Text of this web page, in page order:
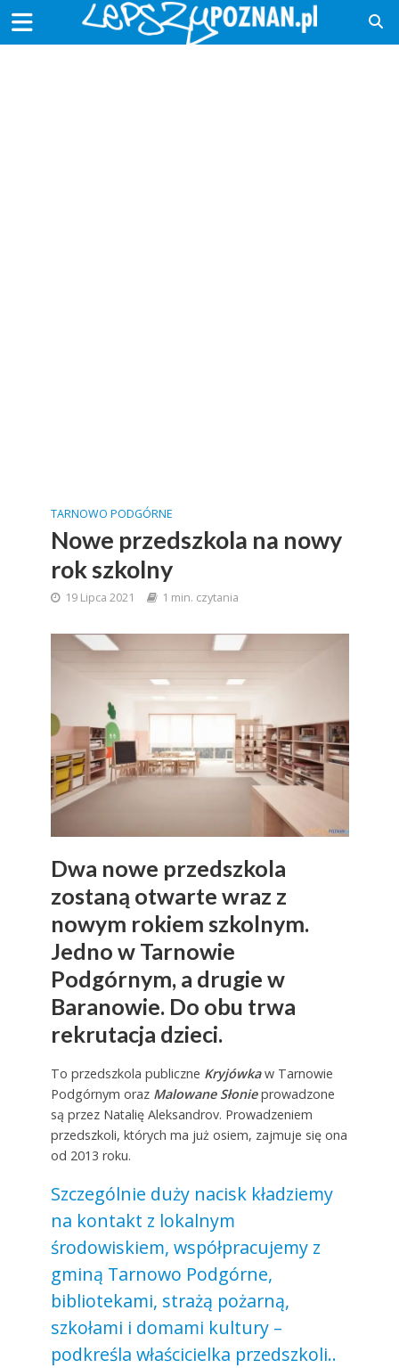
TARNOWO PODGÓRNE
Nowe przedszkola na nowy
rok szkolny
19 Lipca 2021 1 min. czytania
Dwa nowe przedszkola
zostaną otwarte wraz z
nowym rokiem szkolnym.
Jedno w Tarnowie
Podgórnym, a drugie w
Baranowie. Do obu trwa
rekrutacja dzieci.
To przedszkola publiczne Kryjówkaw Tarnowie
Podgórnym oraz Malowane Słonieprowadzone
są przez Natalię Aleksandrov. Prowadzeniem
przedszkoli, których ma już osiem, zajmuje się ona
od 2013 roku.
Szczególnie duży nacisk kładziemy
na kontakt z lokalnym
środowiskiem, współpracujemy z
gminą Tarnowo Podgórne,
bibliotekami, strażą pożarną,
szkołami i domami kultury –
podkreśla właścicielka przedszkoli..